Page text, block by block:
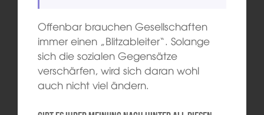
Offenbar brauchen Gesellschaften
immer einen „Blitzableiter“. Solange
sich die sozialen Gegensätze
verschärfen, wird sich daran wohl
auch nicht viel ändern.